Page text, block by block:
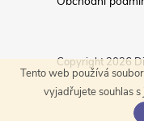
Tento web používá
vyjadřujete souhlas
Copyright 2026